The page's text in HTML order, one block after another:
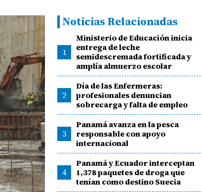
Noticias Relacionadas
1
Ministerio de Educación inicia
entrega de leche
semidescremada fortificada y
amplía almuerzo escolar
2
Día de las Enfermeras:
profesionales denuncian
sobrecarga y falta de empleo
3
Panamá avanza en la pesca
responsable con apoyo
internacional
4
Panamá y Ecuador interceptan
1,378 paquetes de droga que
tenían como destino Suecia